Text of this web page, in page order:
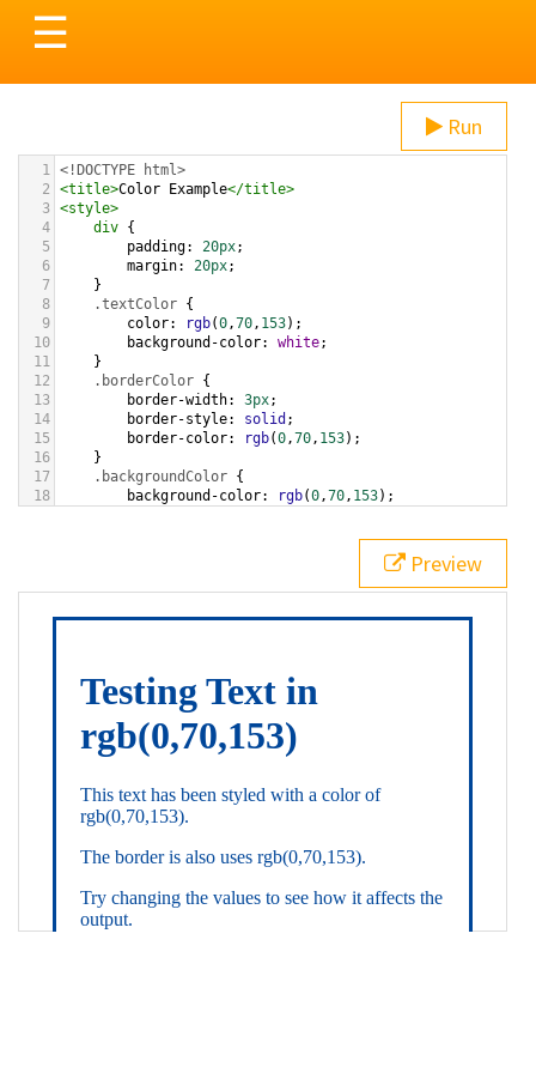
Toggle
navigation
☰
Run
1 <!DOCTYPE html>
2
<title>Color Example</title>
3 <style>
4
div {
5
padding: 20px;
6
margin: 20px;
7
}
8
.textColor {
9
color: rgb(0,70, 153);
10
background-color: white;
11
}
12
.borderColor {
13
border-width: 3px;
14
border-style: solid ;
15
border-color: rgb(0,70, 153);
16
}
17
.backgroundColor {
18
background-color: rgb(0,70, 153);
bottom ,
white, rgb(0,70,153));
div class="textColor borderColor"
< h1>Testing Text in rgb(0,70,153)
Preview